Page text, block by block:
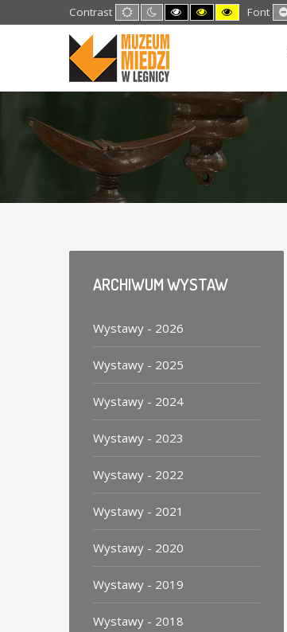
Contrast Default
mode
Night
mode
High
Contrast
High
Contrast
High
Contrast
Font
ARCHIWUMWYSTAW
Wystawy - 2026
Wystawy - 2025
Wystawy - 2024
Wystawy - 2023
Wystawy - 2022
Wystawy - 2021
Wystawy - 2020
Wystawy - 2019
Wystawy - 2018